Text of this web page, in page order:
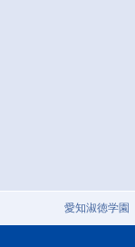
愛知淑徳学園